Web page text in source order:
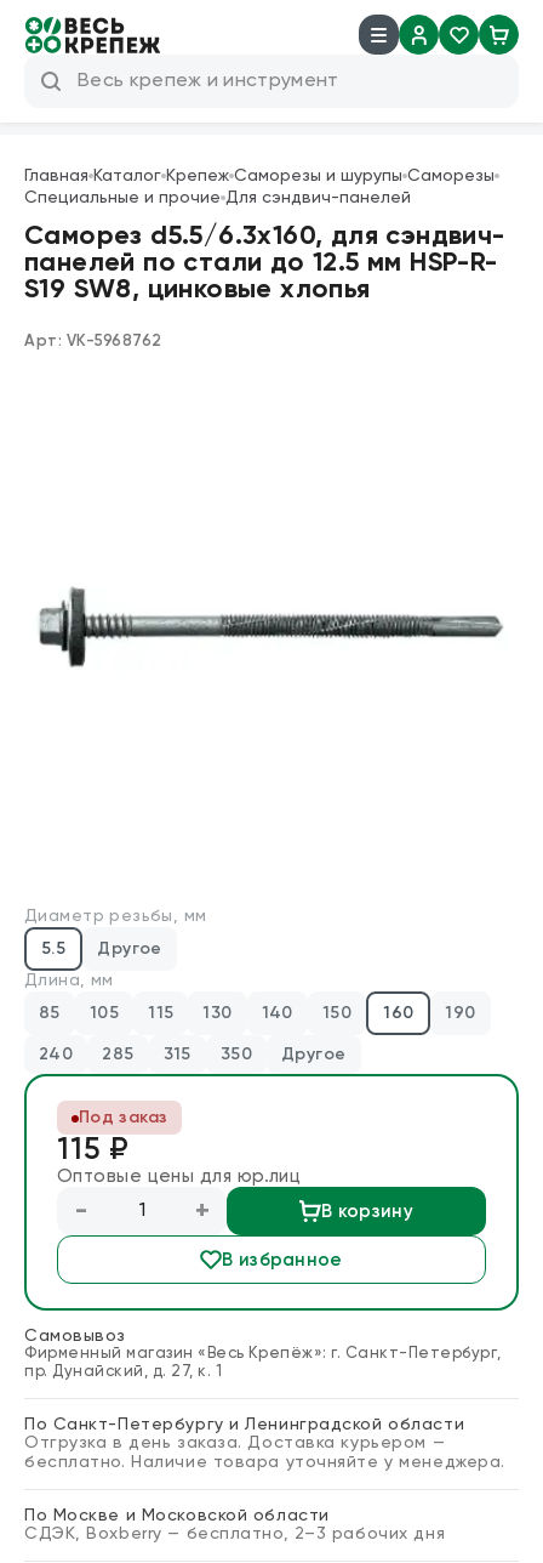
Инструмент
Крепеж
Для бизнеса
Калькуляторы
Калькулятор веса крепежа
Калькулятор химических анкеров
Контакты
Блог
Запросить расчет
Главная Каталог Крепеж Саморезы и шурупы Саморезы
Специальные и прочие Для сэндвич-панелей
Саморез d5.5/6.3x160, для сэндвич-
панелей по стали до 12.5 мм HSP-R-
S19 SW8, цинковые хлопья
Арт: VK-5968762
Диаметр резьбы, мм
5.5
Другое
Длина, мм
85
105 115 130 140 150 160 190
240 285 315 350 Другое
Под заказ
115 ₽
Оптовые цены для юр.лиц
- + В корзину
В избранное
Самовывоз
Фирменный магазин «Весь Крепёж»: г. Санкт-Петербург,
пр. Дунайский, д. 27, к. 1
По Санкт-Петербургу и Ленинградской области
Отгрузка в день заказа. Доставка курьером —
бесплатно. Наличие товара уточняйте у менеджера.
По Москве и Московской области
СДЭК, Boxberry — бесплатно, 2–3 рабочих дня